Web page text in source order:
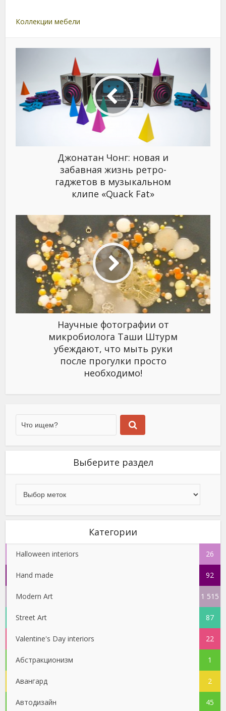
Коллекции мебели
Джонатан Чонг: новая и
забавная жизнь ретро-
гаджетов в музыкальном
клипе «Quack Fat»
Научные фотографии от
микробиолога Таши Штурм
убеждают, что мыть руки
после прогулки просто
необходимо!
Выберите раздел
Категории
Halloween interiors 26
Hand made 92
Modern Art 1 515
Street Art 87
Valentine's Day interiors 22
Абстракционизм 1
Авангард 2
Автодизайн 45